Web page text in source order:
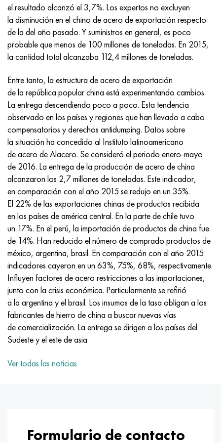
el resultado alcanzó el 3,7%. Los expertos no excluyen
la disminución en el chino de acero de exportación respecto
de la del año pasado. Y suministros en general, es poco
probable que menos de 100 millones de toneladas. En 2015,
la cantidad total alcanzaba 112,4 millones de toneladas.
Entre tanto, la estructura de acero de exportación
de la república popular china está experimentando cambios.
La entrega descendiendo poco a poco. Esta tendencia
observado en los países y regiones que han llevado a cabo
compensatorios y derechos antidumping. Datos sobre
la situación ha concedido al Instituto latinoamericano
de acero de Alacero. Se consideró el periodo enero-mayo
de 2016. La entrega de la producción de acero de china
alcanzaron los 2,7 millones de toneladas. Este indicador,
en comparación con el año 2015 se redujo en un 35%.
El 22% de las exportaciones chinas de productos recibida
en los países de américa central. En la parte de chile tuvo
un 17%. En el perú, la importación de productos de china fue
de 14%. Han reducido el número de comprado productos de
méxico, argentina, brasil. En comparación con el año 2015
indicadores cayeron en un 63%, 75%, 68%, respectivamente.
Influyen factores de acero restricciones a las importaciones,
junto con la crisis económica. Particularmente se refirió
a la argentina y el brasil. Los insumos de la tasa obligan a los
fabricantes de hierro de china a buscar nuevas vías
de comercialización. La entrega se dirigen a los países del
Sudeste y el este de asia.
Ver todas las noticias
Formulario de contacto
Incotherm
incotest
Jette M152
Cobalto 6B
maraging 250
René 41
Maraging 300
Maraging 350
MP35N
MP159
multimetro n155
Nicrofer 5923 hMo
Nicrofer 6030
Nitronik 40
47ND
47НХР
49KF
49K2F, 49K2FA-VI
Aleación 50N
Aleación 50NP
50NHS
Aleación 52N
52K12F
56DGNH
68NKhVKTYu
79NM, Lupa 7904
80NM
80NMV-VI
HN62VMYUT
HN62MVKYU
HN63MB
XN65VM
KhN65VMTYu
KhN67MVTYu
KhN68VKTYU
KhN68VMTYUK-vd
KhN70VMTYu
HN73MBTYu
XN70YU
HN75MBTYu
XN75TBYu
XN77TYu
VT-35
PT-1M
PT-3V
PT-7M
2B
SPT-2 sv
A LAS 3
3M
TL3
5B
TL5
A LAS 6
TS-6
14 titanio
1.4466 - AISI 310MoLn
Aleación Al6xn
15-7Ph® - 1.4532
PH 13-8 meses - 1.4534
1.4542 - 17-4Ph®
Custom 455® - 1.4543 - uns s45500
1.4545 - 15-5Ph®
1.4548 - 17-4Ph®
1.4550 - AISI 347
1.4567 - AISI 304Cu
1.4570-aisi303Cu
1.4574 - Aleación PH 15-7 Mo®
1.4580 - AISI 316Cb
1.4597 - AISI 204Cu
10X17H13M3T
10X18N18Yu4D
11X11N2V2MF
12Х18Н9Т
13X11N2V2MF
15x11mf
15х12vnmf
15Х12Н2MVFAB
15X16K5N2MVFAB
15X16H2AM
18X11MNFB
18X12VMBFR
20X12VNMF
20Х3FMI
2,0872, CuNi10Fe1Mn, Cw352h
Bronce aluminio silicio
CW301G, C64200
bronce de silicio
C65500, CuAl11Fe3
C65620, CuSi3Fe2Zn3
C65100, CuSi1.5
Bronce estaño-plomo
c92200, CuSn6Zn4Pb2
latón rojo
C84400, CuSn2ZnPb
C83600, CuSn5ZnPb
45G2, 45g2, AISI 1144
Aleación de acero estructural
10g2, 10g2, AISI 1513
12X2H4A, 15NiCr13, 1.5752
AC14, 11SMnPb30
20G, 20mn5
20XH3A, AISI 4320, 20hn3a
20HM, 24CrMo5, 20hm
25KhGM, 20CrMo5, 1.7264
30X, AISI 5130, 30h
30hgs, 30hgs
30hgsa, 30hgsa
30hgsn2a, 30hgsna
30xn2ma, 30CrNiMo8
Р6М5, 1.3343, hs6-5-2, sw7m
Р6М5К5, 1.3243, hs6-5-2-5
R6M5F3, 1.3344, hs6-5-3
9М4К8,1.3207
R12F3, 1.3318, sw12
P18, 1,3355, hs18-0-1, sw18
Acero carbono
10,1.1645, C105W1
11G12, 110G13L, X120Mn12